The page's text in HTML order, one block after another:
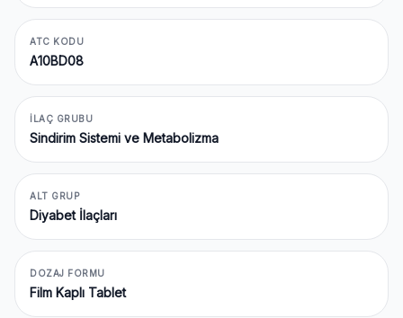
ATC KODU
A10BD08
İLAÇ GRUBU
Sindirim Sistemi ve Metabolizma
ALT GRUP
Diyabet İlaçları
DOZAJ FORMU
Film Kaplı Tablet